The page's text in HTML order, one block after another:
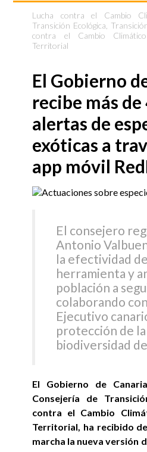
Lucha contra el Cambio
Transición Ecológica
contra el Cambio
Territorial
El Gobierno
recibe más de
alertas de
exóticas a
app móvil
El consejero
Antonio
la efectividad
herramienta y
población a
colaborando
Ejecutivo
protección de
biodiversidad
El Gobierno de
Consejería de
contra el Cambio
Territorial, ha recibido
marcha la nueva versión